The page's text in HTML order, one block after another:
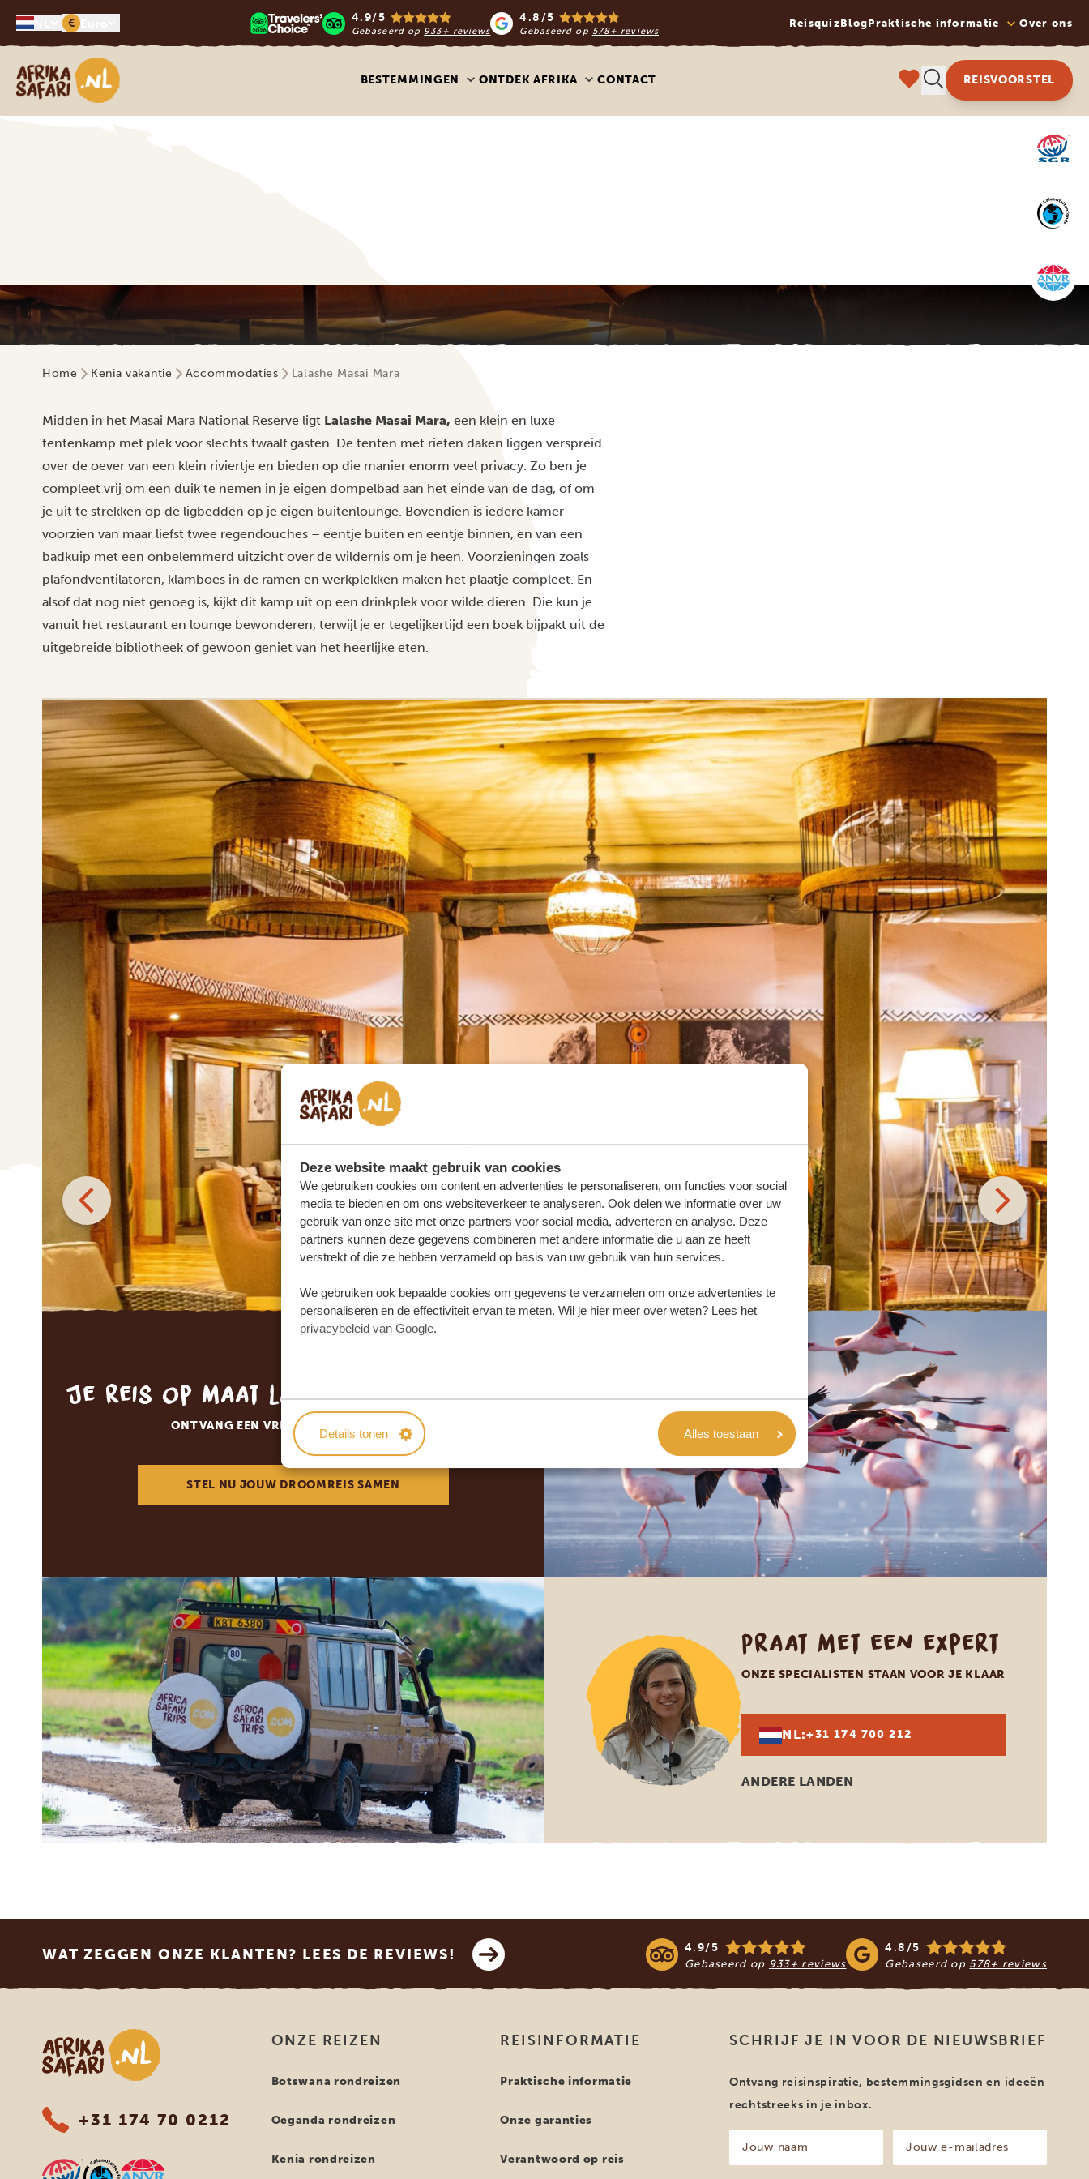
Deze website maakt gebruik van cookies
We gebruiken cookies om content en advertenties te personaliseren, om functies voor social
media te bieden en om ons websiteverkeer te analyseren. Ook delen we informatie over uw
gebruik van onze site met onze partners voor social media, adverteren en analyse. Deze
partners kunnen deze gegevens combineren met andere informatie die u aan ze heeft
verstrekt of die ze hebben verzameld op basis van uw gebruik van hun services.
We gebruiken ook bepaalde cookies om gegevens te verzamelen om onze advertenties te
personaliseren en de effectiviteit ervan te meten. Wil je hier meer over weten? Lees het
privacybeleid van Google.
Details tonen Alles toestaan
€ 4.9/5
Gebaseerd op 933+ reviews
4.8/5
Gebaseerd op 578+ reviews
ReisquizBlogPraktische informatie Over ons
Afrika safari
BESTEMMINGEN ONTDEK AFRIKA CONTACT REISVOORSTEL
Lalashe Masai Mara
Home Kenia vakantie Accommodaties Lalashe Masai Mara
Midden in het Masai Mara National Reserve ligt Lalashe Masai Mara, een klein en luxe
tentenkamp met plek voor slechts twaalf gasten. De tenten met rieten daken liggen verspreid
over de oever van een klein riviertje en bieden op die manier enorm veel privacy. Zo ben je
compleet vrij om een duik te nemen in je eigen dompelbad aan het einde van de dag, of om
je uit te strekken op de ligbedden op je eigen buitenlounge. Bovendien is iedere kamer
voorzien van maar liefst twee regendouches – eentje buiten en eentje binnen, en van een
badkuip met een onbelemmerd uitzicht over de wildernis om je heen. Voorzieningen zoals
plafondventilatoren, klamboes in de ramen en werkplekken maken het plaatje compleet. En
alsof dat nog niet genoeg is, kijkt dit kamp uit op een drinkplek voor wilde dieren. Die kun je
vanuit het restaurant en lounge bewonderen, terwijl je er tegelijkertijd een boek bijpakt uit de
uitgebreide bibliotheek of gewoon geniet van het heerlijke eten.
Je reis op maat laten samenstellen?
ONTVANG EEN VRIJBLIJVENDE OFFERTE
STEL NU JOUW DROOMREIS SAMEN
Praat met een expert
ONZE SPECIALISTEN STAAN VOOR JE KLAAR
NL:+31 174 700 212
ANDERE LANDEN
WAT ZEGGEN ONZE KLANTEN? LEES DE REVIEWS! 4.9/5
Gebaseerd op 933+ reviews
4.8/5
Gebaseerd op 578+ reviews
Afrika safari
+31 174 70 0212
ONZE REIZEN
Botswana rondreizen
Oeganda rondreizen
Kenia rondreizen
REISINFORMATIE
Praktische informatie
Onze garanties
Verantwoord op reis
SCHRIJF JE IN VOOR DE NIEUWSBRIEF
Ontvang reisinspiratie, bestemmingsgidsen en ideeën
rechtstreeks in je inbox.
naam
(Vereist)
mailadres